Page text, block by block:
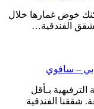
خوض غمارها خلال
الفندقية…
– سافوي
الترفيهية بـأقل
شققنا الفندقية